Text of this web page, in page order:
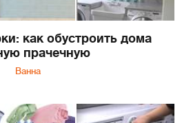
как обустроить дома
прачечную
Ванна